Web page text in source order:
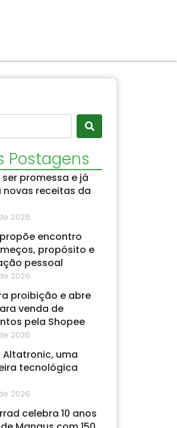
Postagens
ser promessa e já
novas receitas da
2026
propõe encontro
propósito e
pessoal
2026
proibição e abre
venda de
pela Shopee
2026
Altatronic, uma
tecnológica
2026
celebra 10 anos